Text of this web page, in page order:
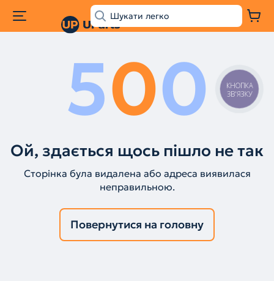
500
Ой, здається щось пішло не так
Сторінка була видалена або адреса виявилася
неправильною.
Повернутися на головну
КНОПКА
ЗВ'ЯЗКУ